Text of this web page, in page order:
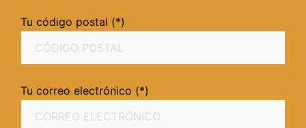
Tu código postal (*)
Tu correo electrónico (*)